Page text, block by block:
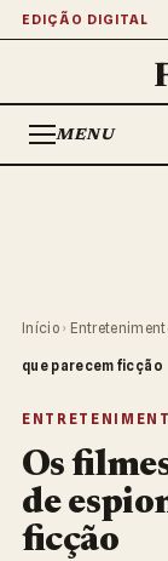
EDIÇÃO DIGITAL
MENU
Início ›
que parecem ficção
Os
de
ficção